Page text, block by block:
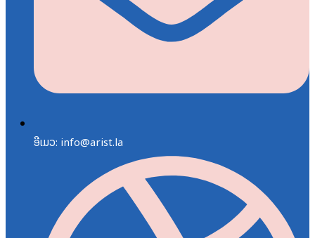
ອີເມວ: info@arist.la